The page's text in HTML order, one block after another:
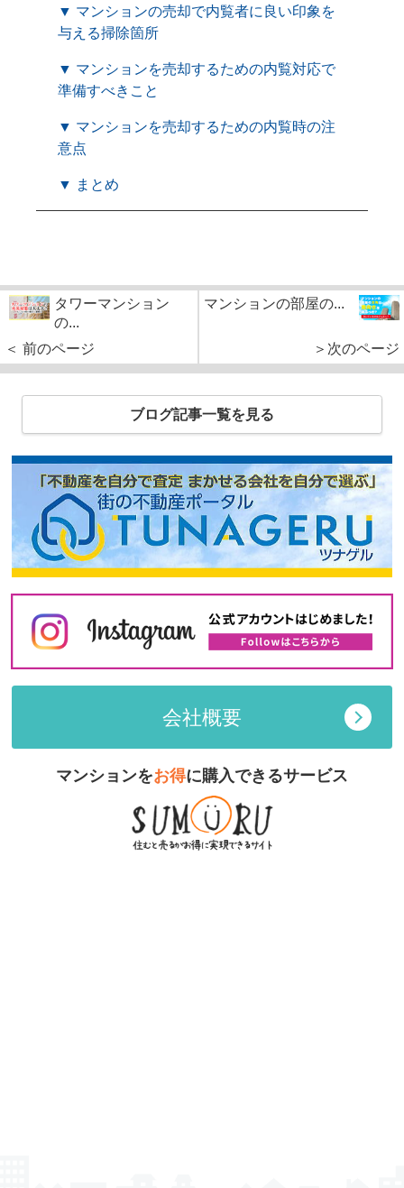
▼ マンションの売却で内覧者に良い印象を
与える掃除箇所
▼ マンションを売却するための内覧対応で
準備すべきこと
▼ マンションを売却するための内覧時の注
意点
▼ まとめ
タワーマンション
の...
＜ 前のページ
マンションの部屋の...
＞次のページ
ブログ記事一覧を見る
会社概要
マンションをお得に購入できるサービス